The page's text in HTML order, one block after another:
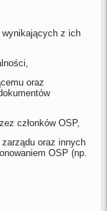
wynikających z ich
oraz
członków OSP,
oraz innych
OSP (np.